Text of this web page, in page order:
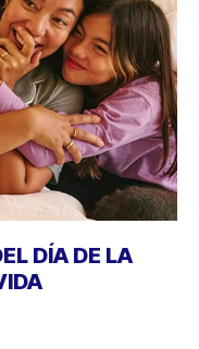
DÍA DE LA